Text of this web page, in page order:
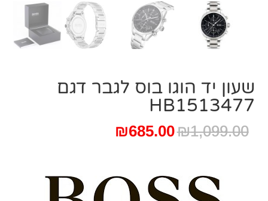
שעון יד הוגו בוס לגבר דגם
HB1513477
₪1,099.00
המחיר
₪1,099.00.
₪685.00
₪685.00.